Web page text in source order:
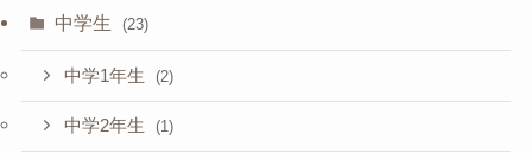
中学生 (23)
中学1年生 (2)
中学2年生 (1)